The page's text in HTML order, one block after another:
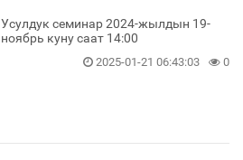
Усулдук семинар 2024-жылдын 19-
ноябрь куну саат 14:00
2025-01-21 06:43:03 0